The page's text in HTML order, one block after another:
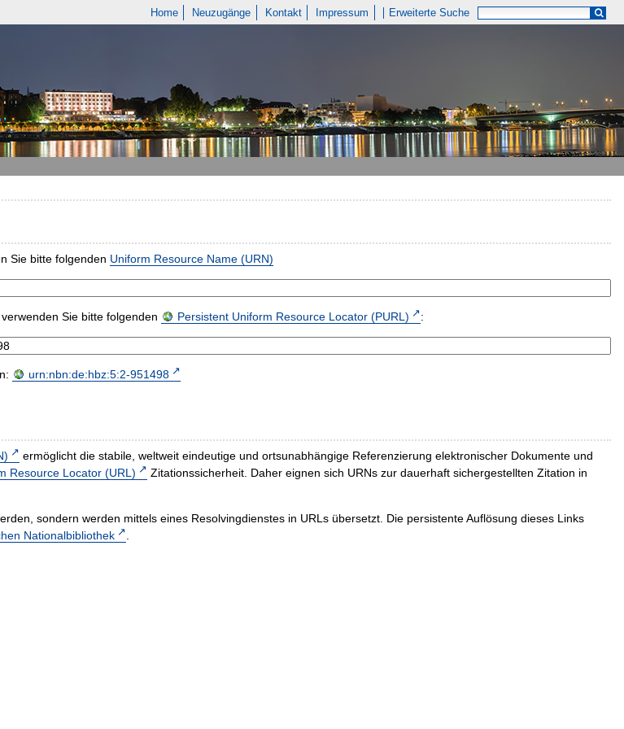
Home Neuzugänge Kontakt Impressum Erweiterte Suche
Sie bitte folgenden Uniform Resource Name (URN)
Sie bitte folgenden Persistent Uniform Resource Locator (PURL) :
urn:nbn:de:hbz:5:2-951498
ermöglicht die stabile, weltweit eindeutige und ortsunabhängige Referenzierung elektronischer Dokumente und
Resource Locator (URL)
Zitationssicherheit. Daher eignen sich URNs zur dauerhaft sichergestellten Zitation in
sondern werden mittels eines Resolvingdienstes in URLs übersetzt. Die persistente Auflösung dieses Links
Nationalbibliothek .